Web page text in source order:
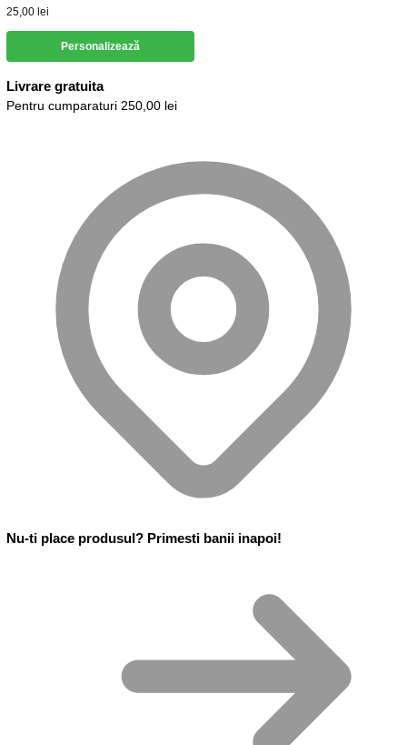
25,00 lei
Personalizează
Livrare gratuita
Pentru cumparaturi 250,00 lei
Nu-ti place produsul? Primesti banii inapoi!